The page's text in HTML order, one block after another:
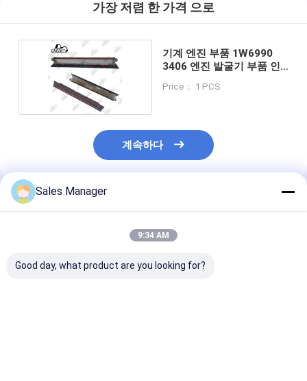
가장 저렴 한 가격 으로
기계 엔진 부품 1W6990
3406 엔진 발굴기 부품 인
Price： 1 PCS
계속하다
추천된 제품
Sales Manager
9:34 AM
Good day, what product are you looking for?